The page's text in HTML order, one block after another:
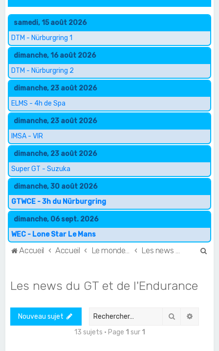
samedi, 15 août 2026
DTM - Nürburgring 1
dimanche, 16 août 2026
DTM - Nürburgring 2
dimanche, 23 août 2026
ELMS - 4h de Spa
dimanche, 23 août 2026
IMSA - VIR
dimanche, 23 août 2026
Super GT - Suzuka
dimanche, 30 août 2026
GTWCE - 3h du Nürburgring
dimanche, 06 sept. 2026
WEC - Lone Star Le Mans
Accueil Accueil
Les news du GT et de l'Endurance
Nouveau sujet Rechercher
13 sujets • Page 1 sur 1